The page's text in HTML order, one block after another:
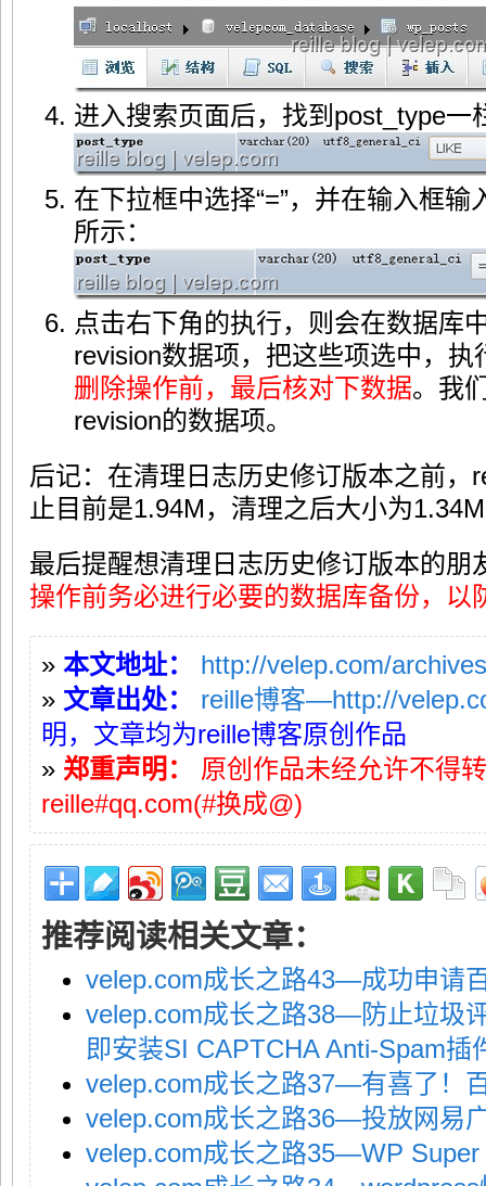
进入搜索页面后，找到post_type一
在下拉框中选择“=”，并在输入框
所示：
点击右下角的执行，则会在数据库
revision数据项，把这些项选中，执
删除操作前，最后核对下数据。我
revision的数据项。
后记：在清理日志历史修订版本之前，
止目前是1.94M，清理之后大小为
最后提醒想清理日志历史修订版本的朋
操作前务必进行必要的数据库备份，以
» 本文地址：
http://velep.com/
» 文章出处：
reille博客—http://
明，文章均为reille博客原创作品
» 郑重声明：
原创作品未经允许不得
reille#qq.com(#换成@)
推荐阅读相关文章：
velep.com成长之路43—成功申请
velep.com成长之路38—防止垃圾
即安装SI CAPTCHA Anti-Spam插
velep.com成长之路37—有喜了！
velep.com成长之路36—投放网易
velep.com成长之路35—WP Super